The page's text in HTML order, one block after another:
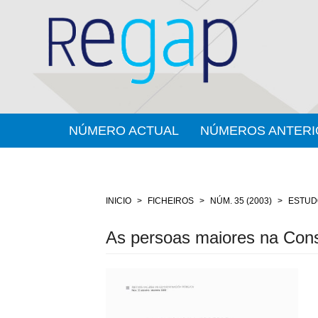
principal
NÚMERO ACTUAL NÚMEROS
INICIO FICHEIROS NÚM. 35 (2003)
As persoas maiores na